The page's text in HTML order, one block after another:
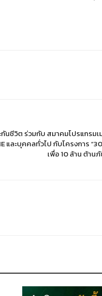
กันชีวิต ร่วมกับ สมาคมโปรแกรม
และบุคคลทั่วไป กับโครงการ
เพื่อ 10 ล้าน ต้าน